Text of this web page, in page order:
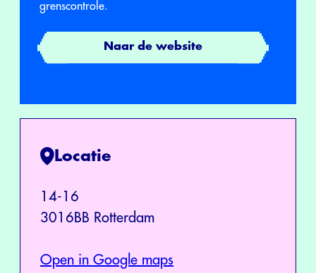
grenscontrole.
Naar de website
Locatie
14-16
3016BB Rotterdam
Open in Google maps